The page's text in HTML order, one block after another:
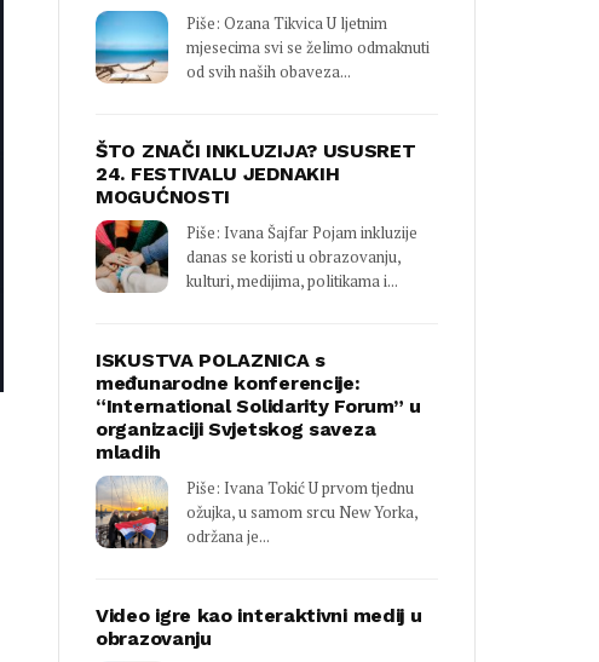
Piše: Ozana Tikvica U ljetnim
mjesecima svi se želimo odmaknuti
od svih naših obaveza...
ŠTO ZNAČI INKLUZIJA? USUSRET
24. FESTIVALU JEDNAKIH
MOGUĆNOSTI
Piše: Ivana Šajfar Pojam inkluzije
danas se koristi u obrazovanju,
kulturi, medijima, politikama i...
ISKUSTVA POLAZNICA s
međunarodne konferencije:
“International Solidarity Forum” u
organizaciji Svjetskog saveza
mladih
Piše: Ivana Tokić U prvom tjednu
ožujka, u samom srcu New Yorka,
održana je...
Video igre kao interaktivni medij u
obrazovanju